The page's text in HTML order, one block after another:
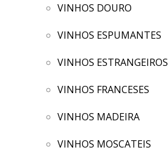
VINHOS DOURO
VINHOS ESPUMANTES
VINHOS ESTRANGEIROS
VINHOS FRANCESES
VINHOS MADEIRA
VINHOS MOSCATEIS